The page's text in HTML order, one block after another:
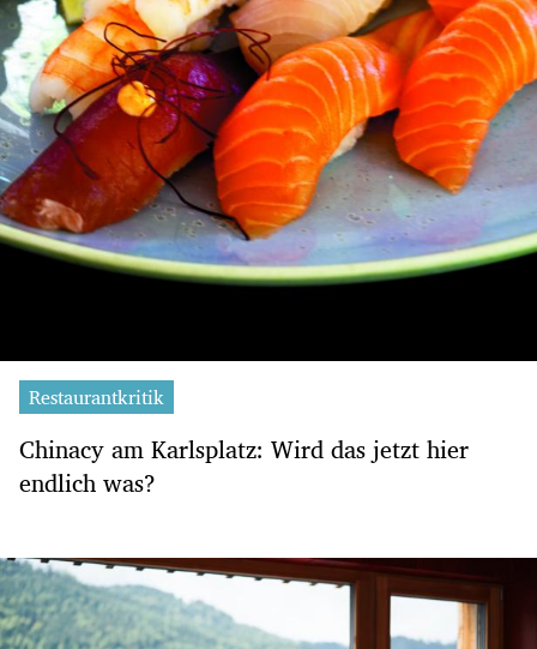
Restaurantkritik
Chinacy am Karlsplatz: Wird das jetzt hier
endlich was?